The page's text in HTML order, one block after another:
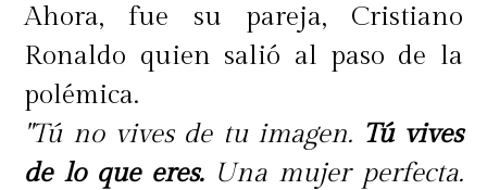
Ahora, fue su pareja, Cristiano
Ronaldo quien salió al paso de la
polémica.
"Tú no vives de tu imagen. Tú vives
de lo que eres.Una mujer perfecta.